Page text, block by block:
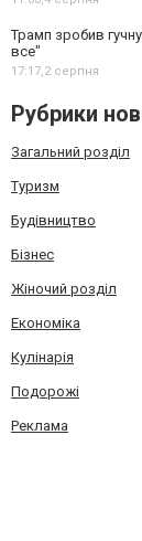
Трамп зробив
все"
17:17,2 серпня
Рубрики
Загальний розділ
Туризм
Будівництво
Бізнес
Жіночий розділ
Економіка
Кулінарія
Подорожі
Реклама